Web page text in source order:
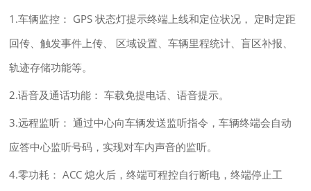
1.车辆监控： GPS 状态灯提示终端上线和定位状况， 定时定距
回传、触发事件上传、 区域设置、车辆里程统计、盲区补报、
轨迹存储功能等。
2.语音及通话功能： 车载免提电话、语音提示。
3.远程监听： 通过中心向车辆发送监听指令，车辆终端会自动
应答中心监听号码，实现对车内声音的监听。
4.零功耗： ACC 熄火后，终端可程控自行断电，终端停止工